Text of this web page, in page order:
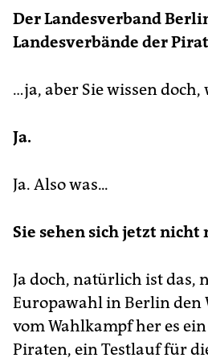
Der Landesverband
Landesverbände der
…ja, aber Sie wissen
Ja.
Ja. Also was...
Sie sehen sich jetzt
Ja doch, natürlich ist das,
Europawahl in Berlin den
vom Wahlkampf her es
Piraten, ein Testlauf für